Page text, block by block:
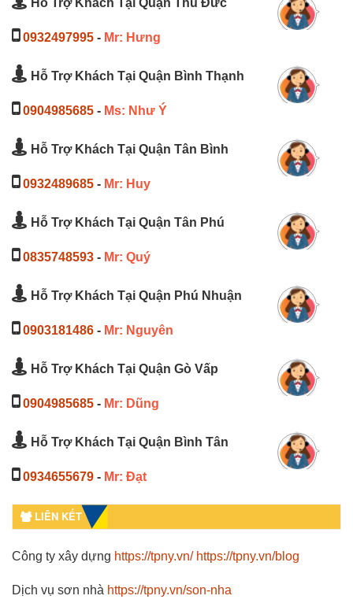
Hỗ Trợ Khách Tại Quận Thủ Đức
0932497995 - Mr: Hưng
Hỗ Trợ Khách Tại Quận Bình Thạnh
0904985685 - Ms: Như Ý
Hỗ Trợ Khách Tại Quận Tân Bình
0932489685 - Mr: Huy
Hỗ Trợ Khách Tại Quận Tân Phú
0835748593 - Mr: Quý
Hỗ Trợ Khách Tại Quận Phú Nhuận
0903181486 - Mr: Nguyên
Hỗ Trợ Khách Tại Quận Gò Vấp
0904985685 - Mr: Dũng
Hỗ Trợ Khách Tại Quận Bình Tân
0934655679 - Mr: Đạt
LIÊN KẾT
Công ty xây dựng https://tpny.vn/ https://tpny.vn/blog
Dịch vụ sơn nhà https://tpny.vn/son-nha